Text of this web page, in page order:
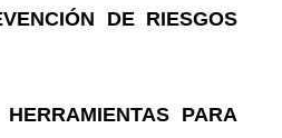
DE RIESGOS
PARA